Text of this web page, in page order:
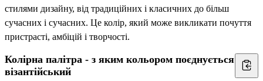
стилями дизайну, від традиційних і класичних до більш
сучасних і сучасних. Це колір, який може викликати почуття
пристрасті, амбіцій і творчості.
Колірна палітра - з яким кольором поєднується
візантійський